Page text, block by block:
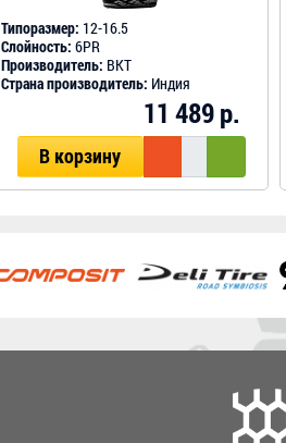
Типоразмер: 12-16.5
Слойность: 6PR
Производитель: BKT
Страна производитель: Индия
11 489 р.
В корзину